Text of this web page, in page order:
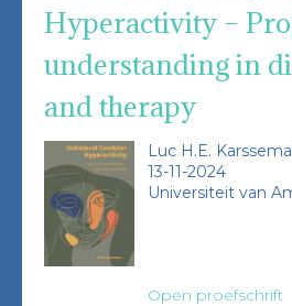
Hyperactivity –
understanding in
and therapy
Luc H.E.
13-11-2024
Universiteit van
Open proefschrift